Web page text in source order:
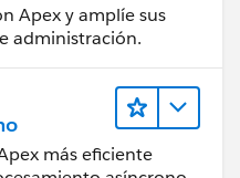
Apex y amplíe sus
administración.
más eficiente